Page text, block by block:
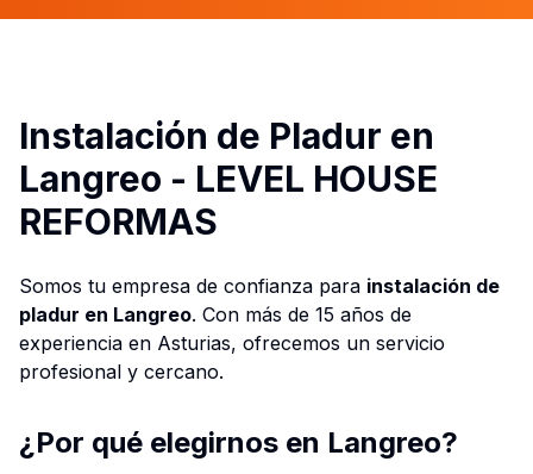
Instalación de Pladur en
Langreo - LEVEL HOUSE
REFORMAS
Somos tu empresa de confianza para instalación de
pladur en Langreo. Con más de 15 años de
experiencia en Asturias, ofrecemos un servicio
profesional y cercano.
¿Por qué elegirnos en Langreo?